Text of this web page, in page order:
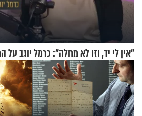
"אין לי יד, וזו לא מחלה": כרמל יוגב על